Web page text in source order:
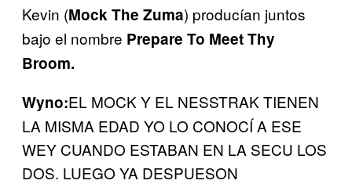
Kevin (Mock The Zuma) producían juntos
bajo el nombre Prepare To Meet Thy
Broom.
Wyno:EL MOCK Y EL NESSTRAK TIENEN
LA MISMA EDAD YO LO CONOCÍ A ESE
WEY CUANDO ESTABAN EN LA SECU LOS
DOS. LUEGO YA DESPUESON